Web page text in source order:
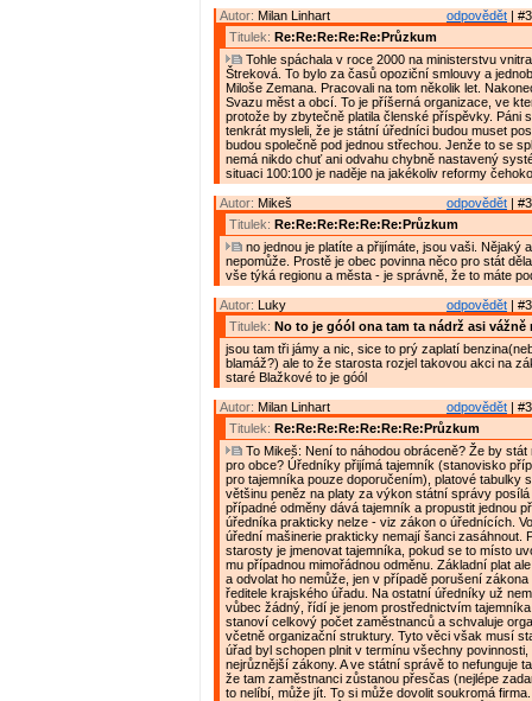
odpovědět |
Autor: Milan Linhart
Titulek: Re:Re:Re:Re:Re:Průzkum
Tohle spáchala v roce 2000 na ministerstvu
Štreková. To bylo za časů opoziční smlouvy a
Miloše Zemana. Pracovali na tom několik let.
Svazu měst a obcí. To je příšerná organizace, ve
protože by zbytečně platila členské příspěvky. Páni
tenkrát mysleli, že je státní úředníci budou muset
budou společně pod jednou střechou. Jenže to se
nemá nikdo chuť ani odvahu chybně nastavený
situaci 100:100 je naděje na jakékoliv reformy
odpovědět |
Autor: Mikeš
Titulek: Re:Re:Re:Re:Re:Re:Průzkum
no jednou je platíte a přijímáte, jsou vaši. Nějaký
nepomůže. Prostě je obec povinna něco pro stát
vše týká regionu a města - je správně, že to máte
odpovědět |
Autor: Luky
Titulek: No to je góól ona tam ta nádrž asi vážně
jsou tam tři jámy a nic, sice to prý zaplatí
blamáž?) ale to že starosta rozjel takovou akci na
staré Blažkové to je góól
odpovědět |
Autor: Milan Linhart
Titulek: Re:Re:Re:Re:Re:Re:Re:Průzkum
To Mikeš: Není to náhodou obráceně? Že by stát
pro obce? Úředníky přijímá tajemník (stanovisko
pro tajemníka pouze doporučením), platové tabulky
většinu peněz na platy za výkon státní správy
případné odměny dává tajemník a propustit jednou
úředníka prakticky nelze - viz zákon o úřednících.
úřední mašinerie prakticky nemají šanci zasáhnout.
starosty je jmenovat tajemníka, pokud se to místo
mu případnou mimořádnou odměnu. Základní plat
a odvolat ho nemůže, jen v případě porušení
ředitele krajského úřadu. Na ostatní úředníky už
vůbec žádný, řídí je jenom prostřednictvím
stanoví celkový počet zaměstnanců a schvaluje
včetně organizační struktury. Tyto věci však musí
úřad byl schopen plnit v termínu všechny
nejrůznější zákony. A ve státní správě to nefunguje
že tam zaměstnanci zůstanou přesčas (nejlépe
to nelíbí, může jít. To si může dovolit soukromá